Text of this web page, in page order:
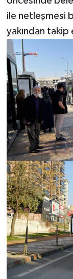
ile netleşmesi
yakından takip